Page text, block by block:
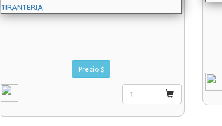
Precio $